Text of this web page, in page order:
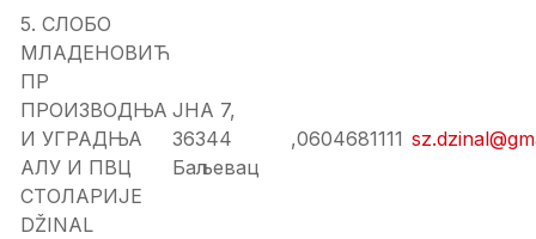
5. СЛОБО
МЛАДЕНОВИЋ
ПР
ПРОИЗВОДЊА
И УГРАДЊА
АЛУ И ПВЦ
СТОЛАРИЈЕ
DŽINAL
ЈНА 7,
36344
Баљевац
,0604681111